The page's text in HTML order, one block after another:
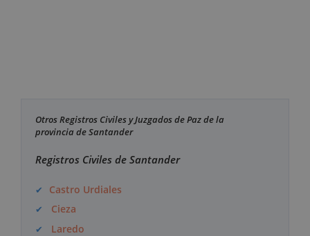
Otros Registros Civiles y Juzgados de Paz de la
provincia de Santander
Registros Civiles de Santander
Castro Urdiales
Cieza
Laredo